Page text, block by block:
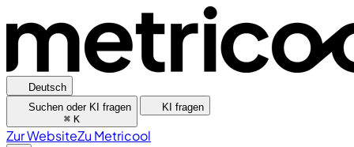
Deutsch
Suchen oder KI fragen
⌘ K
KI fragen
Zur WebsiteZu Metricool